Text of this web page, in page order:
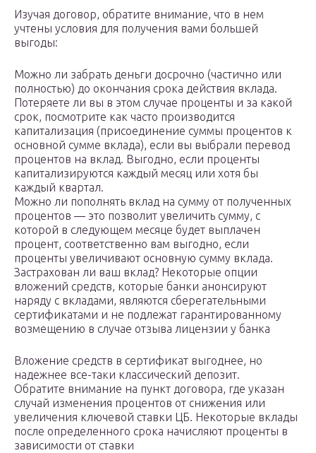
Изучая договор, обратите внимание, что в нем
учтены условия для получения вами большей
выгоды:
Можно ли забрать деньги досрочно (частично или
полностью) до окончания срока действия вклада.
Потеряете ли вы в этом случае проценты и за какой
срок, посмотрите как часто производится
капитализация (присоединение суммы процентов к
основной сумме вклада), если вы выбрали перевод
процентов на вклад. Выгодно, если проценты
капитализируются каждый месяц или хотя бы
каждый квартал.
Можно ли пополнять вклад на сумму от полученных
процентов — это позволит увеличить сумму, с
которой в следующем месяце будет выплачен
процент, соответственно вам выгодно, если
проценты увеличивают основную сумму вклада.
Застрахован ли ваш вклад? Некоторые опции
вложений средств, которые банки анонсируют
наряду с вкладами, являются сберегательными
сертификатами и не подлежат гарантированному
возмещению в случае отзыва лицензии у банка
Вложение средств в сертификат выгоднее, но
надежнее все-таки классический депозит.
Обратите внимание на пункт договора, где указан
случай изменения процентов от снижения или
увеличения ключевой ставки ЦБ. Некоторые вклады
после определенного срока начисляют проценты в
зависимости от ставки